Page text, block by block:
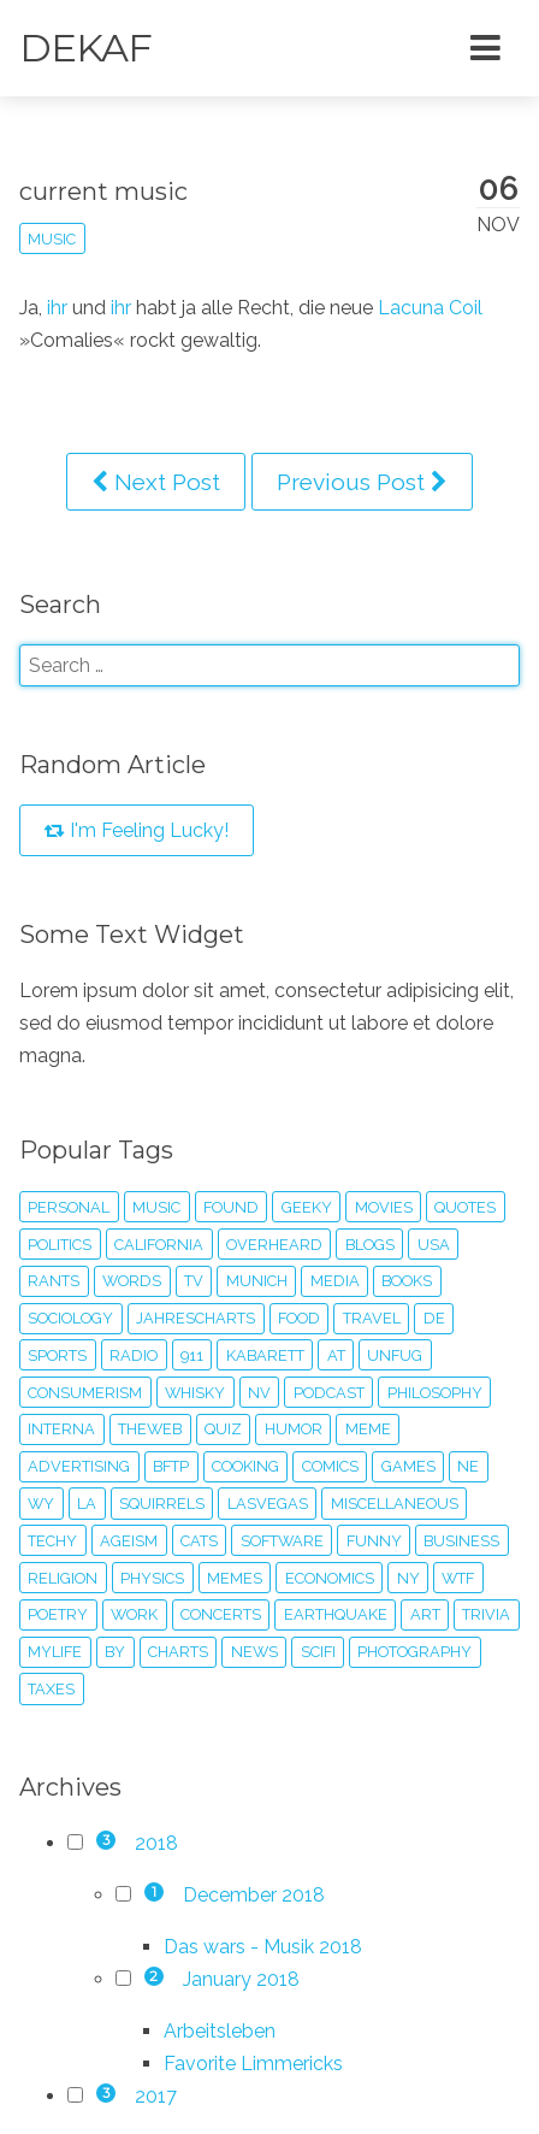
DEKAF
06
NOV
current music
MUSIC
Ja, ihr und ihr habt ja alle Recht, die neue Lacuna Coil
»Comalies« rockt gewaltig.
Next Post Previous Post
Search
Random Article
I'm Feeling Lucky!
Some Text Widget
Lorem ipsum dolor sit amet, consectetur adipisicing elit,
sed do eiusmod tempor incididunt ut labore et dolore
magna.
Popular Tags
PERSONAL MUSIC FOUND GEEKY MOVIES QUOTES
POLITICS CALIFORNIA OVERHEARD BLOGS USA
RANTS WORDS TV MUNICH MEDIA BOOKS
SOCIOLOGY JAHRESCHARTS FOOD TRAVEL DE
SPORTS RADIO 911 KABARETT AT UNFUG
CONSUMERISM WHISKY NV PODCAST PHILOSOPHY
INTERNA THEWEB QUIZ HUMOR MEME
ADVERTISING BFTP COOKING COMICS GAMES NE
WY LA SQUIRRELS LASVEGAS MISCELLANEOUS
TECHY AGEISM CATS SOFTWARE FUNNY BUSINESS
RELIGION PHYSICS MEMES ECONOMICS NY WTF
POETRY WORK CONCERTS EARTHQUAKE ART TRIVIA
MYLIFE BY CHARTS NEWS SCIFI PHOTOGRAPHY
TAXES
Archives
3 2018
1 December 2018
Das wars - Musik 2018
2 January 2018
Arbeitsleben
Favorite Limmericks
3 2017